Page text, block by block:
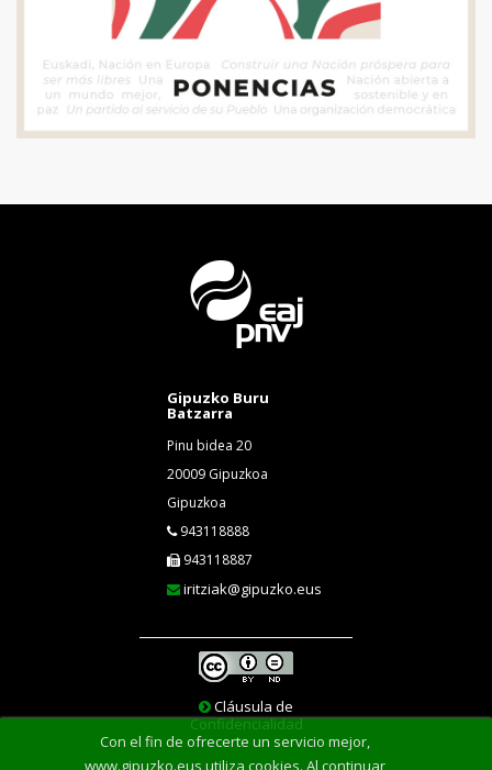
Con el fin de ofrecerte un servicio mejor,
www.gipuzko.eus utiliza cookies. Al continuar
Gipuzko Buru
Batzarra
Pinu bidea 20
20009 Gipuzkoa
Gipuzkoa
943118888
943118887
iritziak@gipuzko.eus
Cláusula de
Confidencialidad